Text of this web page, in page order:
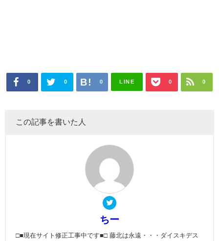
0 0 0 LINE 0 0
この記事を書いた人
ちー
□■現在サイト修正工事中です■□ 藤北は永遠・・・ダイスキデス